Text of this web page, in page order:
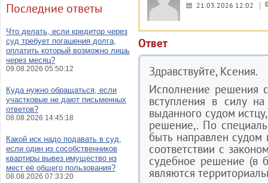
21.03.2026 12:02
Ответ
Здравствуйте, Ксения.
Исполнение решения
вступления в силу
выданного судом
решение,. По
быть направлен судом
соответствии с
судебное решение (в
являются
Последние ответы
Что делать, если кредитор через
суд требует погашения долга,
оплатить который возможно лишь
через месяц?
09.08.2026 05:50:12
Куда нужно обращаться, если
участковые не дают письменных
ответов?
08.08.2026 14:45:18
Какой иск надо подавать в суд,
если один из сособственников
квартиры вывез имущество из
мест её общего пользования?
08.08.2026 07:33:20